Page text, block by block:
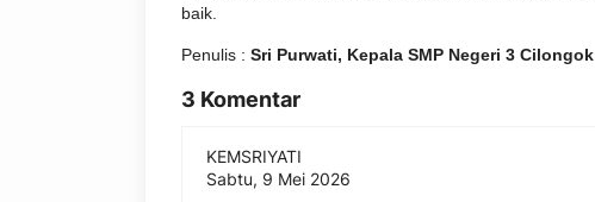
baik.
Penulis : Sri Purwati, Kepala SMP Negeri 3 Cilongok
3 Komentar
KEMSRIYATI
Sabtu, 9 Mei 2026